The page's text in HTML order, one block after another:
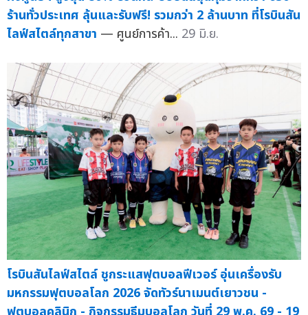
ร้านทั่วประเทศ ลุ้นและรับฟรี! รวมกว่า 2 ล้านบาท ที่โรบินสัน
ไลฟ์สไตล์ทุกสาขา — ศูนย์การค้า... 29 มิ.ย.
โรบินสันไลฟ์สไตล์ ชูกระแสฟุตบอลฟีเวอร์ อุ่นเครื่องรับ
มหกรรมฟุตบอลโลก 2026 จัดทัวร์นาเมนต์เยาวชน -